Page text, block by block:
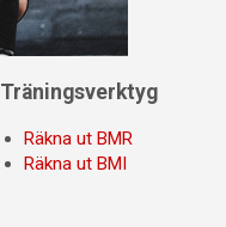
Träningsverktyg
Räkna ut BMR
Räkna ut BMI